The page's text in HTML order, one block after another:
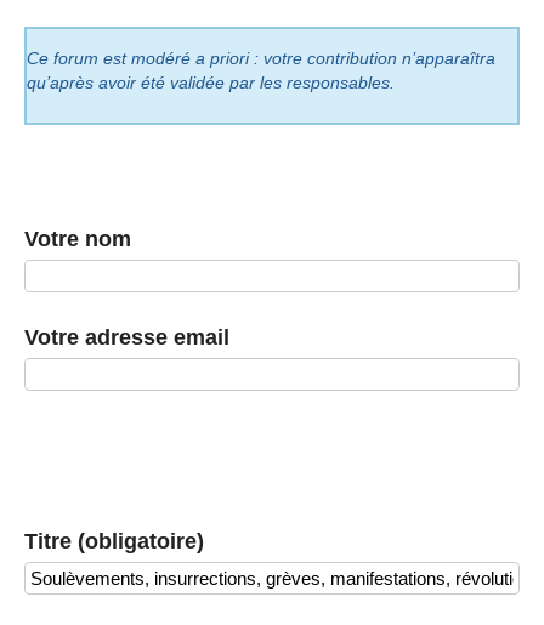
Ce forum est modéré a priori : votre contribution n’apparaîtra
qu’après avoir été validée par les responsables.
Votre nom
Votre adresse email
Titre (obligatoire)